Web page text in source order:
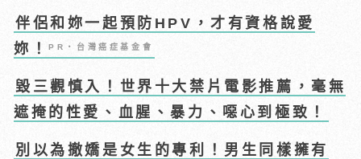
伴侶和妳一起預防HPV，才有資格說愛
妳！PR・台灣癌症基金會
毀三觀慎入！世界十大禁片電影推薦，毫無
遮掩的性愛、血腥、暴力、噁心到極致！
別以為撤嬌是女生的專利！男生同樣擁有